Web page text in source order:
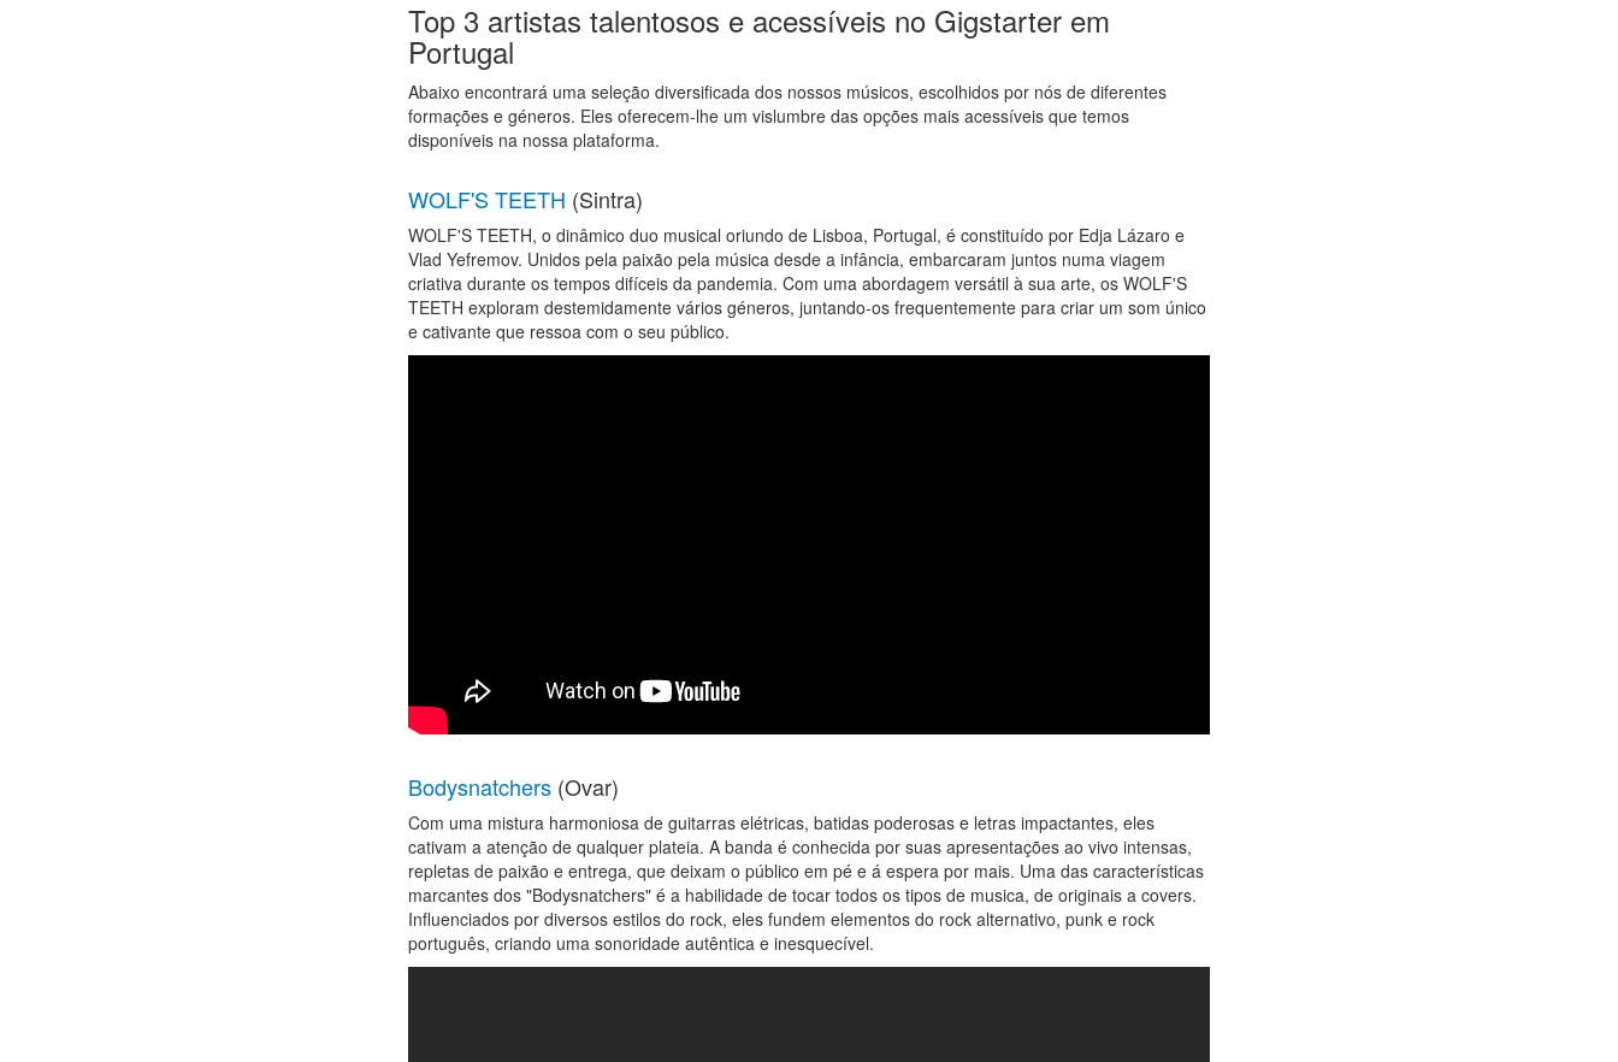
Top 3 artistas talentosos e acessíveis no Gigstarter em
Portugal
Abaixo encontrará uma seleção diversificada dos nossos músicos, escolhidos por nós de diferentes
formações e géneros. Eles oferecem-lhe um vislumbre das opções mais acessíveis que temos
disponíveis na nossa plataforma.
WOLF'S TEETH (Sintra)
WOLF'S TEETH, o dinâmico duo musical oriundo de Lisboa, Portugal, é constituído por Edja Lázaro e
Vlad Yefremov. Unidos pela paixão pela música desde a infância, embarcaram juntos numa viagem
criativa durante os tempos difíceis da pandemia. Com uma abordagem versátil à sua arte, os WOLF'S
TEETH exploram destemidamente vários géneros, juntando-os frequentemente para criar um som único
e cativante que ressoa com o seu público.
Bodysnatchers (Ovar)
Com uma mistura harmoniosa de guitarras elétricas, batidas poderosas e letras impactantes, eles
cativam a atenção de qualquer plateia. A banda é conhecida por suas apresentações ao vivo intensas,
repletas de paixão e entrega, que deixam o público em pé e á espera por mais. Uma das características
marcantes dos "Bodysnatchers" é a habilidade de tocar todos os tipos de musica, de originais a covers.
Influenciados por diversos estilos do rock, eles fundem elementos do rock alternativo, punk e rock
português, criando uma sonoridade autêntica e inesquecível.